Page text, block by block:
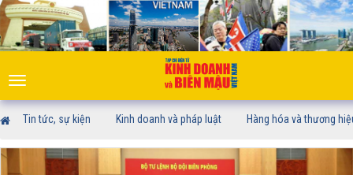
Toggle
navigation
Tin tức, sự kiện Kinh doanh và pháp luật Hàng hóa và thương